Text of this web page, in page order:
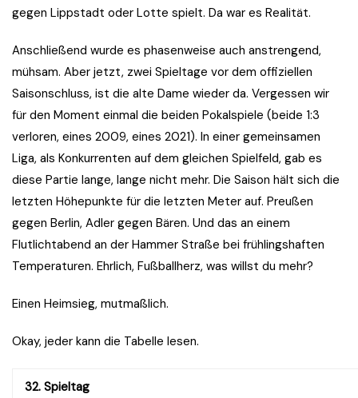
gegen Lippstadt oder Lotte spielt. Da war es Realität.
Anschließend wurde es phasenweise auch anstrengend,
mühsam. Aber jetzt, zwei Spieltage vor dem offiziellen
Saisonschluss, ist die alte Dame wieder da. Vergessen wir
für den Moment einmal die beiden Pokalspiele (beide 1:3
verloren, eines 2009, eines 2021). In einer gemeinsamen
Liga, als Konkurrenten auf dem gleichen Spielfeld, gab es
diese Partie lange, lange nicht mehr. Die Saison hält sich die
letzten Höhepunkte für die letzten Meter auf. Preußen
gegen Berlin, Adler gegen Bären. Und das an einem
Flutlichtabend an der Hammer Straße bei frühlingshaften
Temperaturen. Ehrlich, Fußballherz, was willst du mehr?
Einen Heimsieg, mutmaßlich.
Okay, jeder kann die Tabelle lesen.
32. Spieltag